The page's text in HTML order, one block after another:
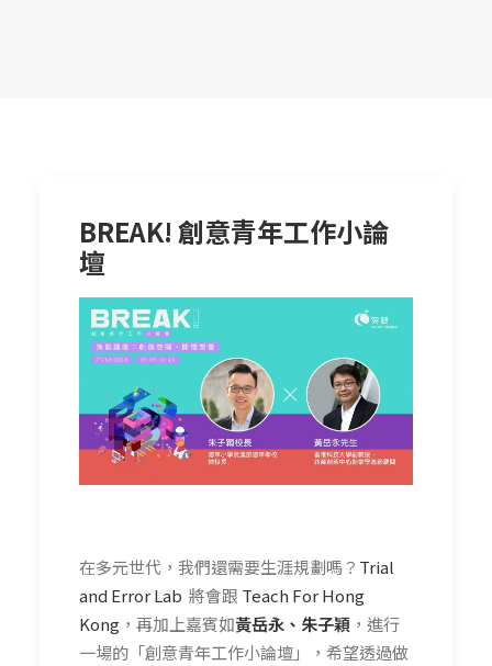
BREAK! 創意青年工作小論
壇
在多元世代，我們還需要生涯規劃嗎？ Trial
and Error Lab 將會跟 Teach For Hong
Kong ，再加上嘉賓如黃岳永、朱子穎 ，進行
一場的「創意青年工作小論壇」，希望透過做